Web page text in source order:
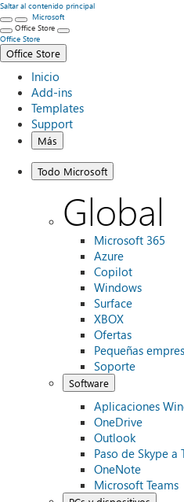
Saltar al contenido principal
Microsoft
Office Store
Office Store
Office Store
Inicio
Add-ins
Templates
Support
Más
Todo Microsoft
Global
Microsoft 365
Azure
Copilot
Windows
Surface
XBOX
Ofertas
Pequeñas
Soporte
Software
Aplicaciones
OneDrive
Outlook
Paso de Skype a
OneNote
Microsoft Teams